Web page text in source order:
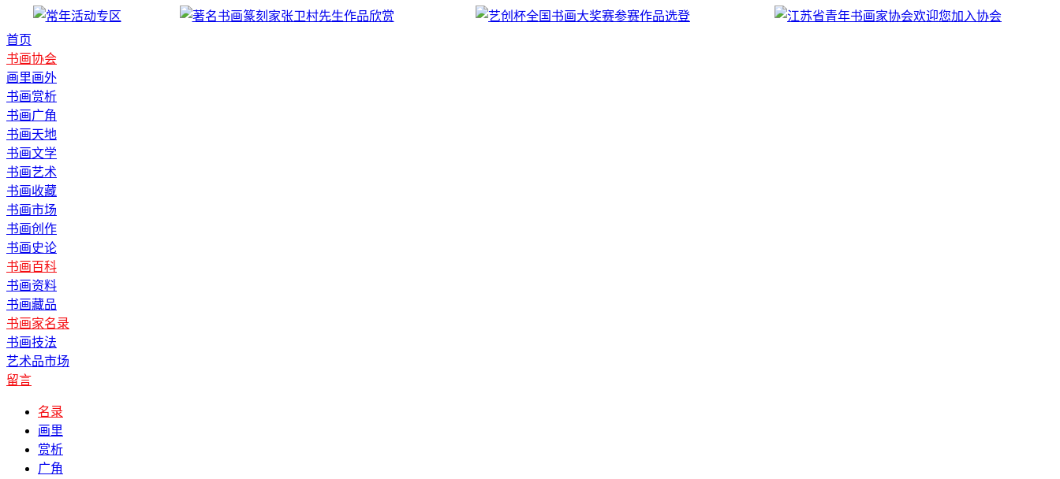
首页
书画协会
画里画外
书画赏析
书画广角
书画天地
书画文学
书画艺术
书画收藏
书画市场
书画创作
书画史论
书画百科
书画资料
书画藏品
书画家名录
书画技法
艺术品市场
留言
名录
画里
赏析
广角